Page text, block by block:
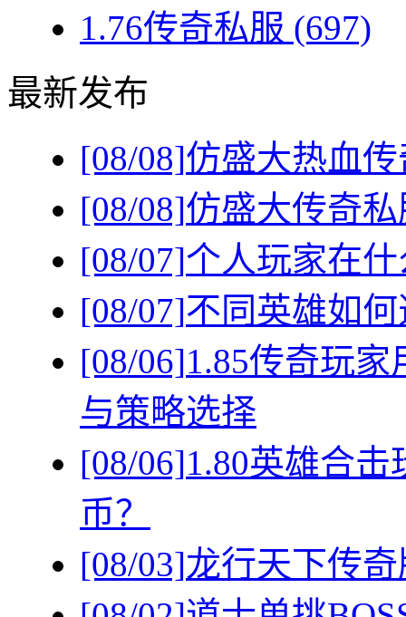
1.76传奇私服 (697)
最新发布
[08/08]仿盛大热血
[08/08]仿盛大传奇
[08/07]个人玩家在
[08/07]不同英雄如
[08/06]1.85传奇玩
与策略选择
[08/06]1.80英雄合
币？
[08/03]龙行天下传